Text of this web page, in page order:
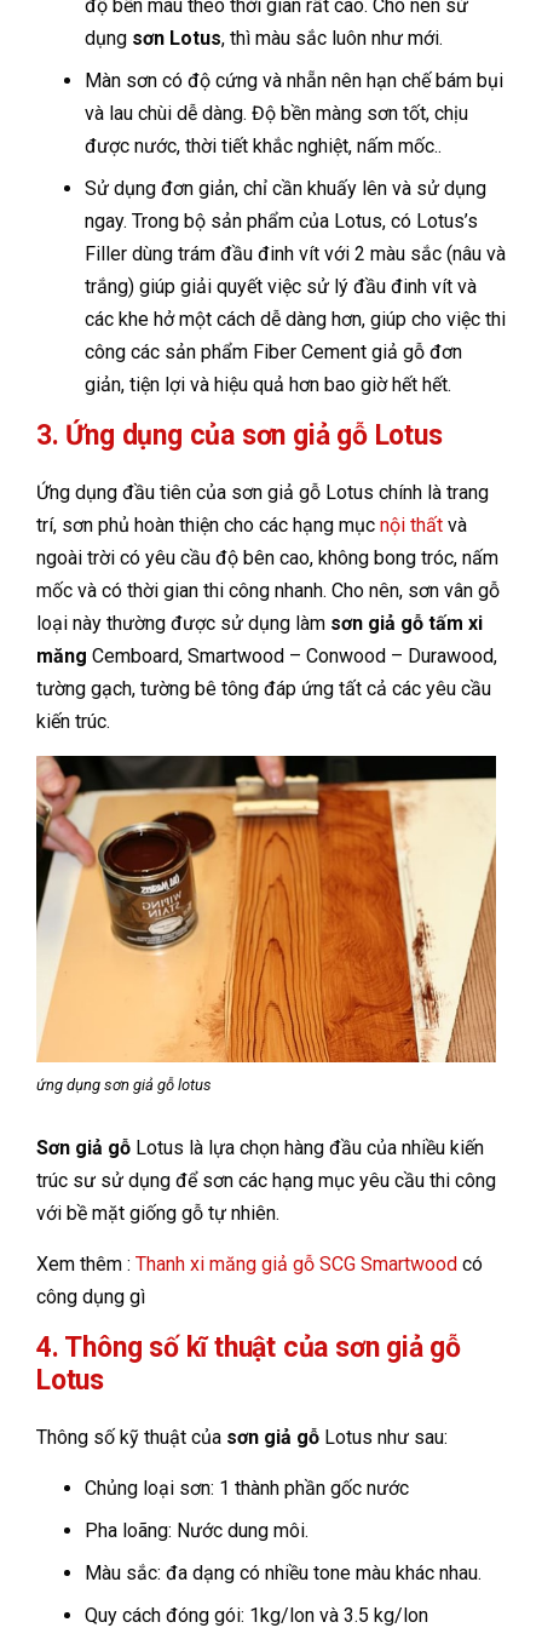
độ bền màu theo thời gian rất cao. Cho nên sử
dụng sơn Lotus, thì màu sắc luôn như mới.
Màn sơn có độ cứng và nhẵn nên hạn chế bám bụi
và lau chùi dễ dàng. Độ bền màng sơn tốt, chịu
được nước, thời tiết khắc nghiệt, nấm mốc..
Sử dụng đơn giản, chỉ cần khuấy lên và sử dụng
ngay. Trong bộ sản phẩm của Lotus, có Lotus’s
Filler dùng trám đầu đinh vít với 2 màu sắc (nâu và
trắng) giúp giải quyết việc sử lý đầu đinh vít và
các khe hở một cách dễ dàng hơn, giúp cho việc thi
công các sản phẩm Fiber Cement giả gỗ đơn
giản, tiện lợi và hiệu quả hơn bao giờ hết hết.
3. Ứng dụng của sơn giả gỗ Lotus
Ứng dụng đầu tiên của sơn giả gỗ Lotus chính là trang
trí, sơn phủ hoàn thiện cho các hạng mục nội thất và
ngoài trời có yêu cầu độ bên cao, không bong tróc, nấm
mốc và có thời gian thi công nhanh. Cho nên, sơn vân gỗ
loại này thường được sử dụng làm sơn giả gỗ tấm xi
măng Cemboard, Smartwood – Conwood – Durawood,
tường gạch, tường bê tông đáp ứng tất cả các yêu cầu
kiến trúc.
ứng dụng sơn giả gỗ lotus
Sơn giả gỗ Lotus là lựa chọn hàng đầu của nhiều kiến
trúc sư sử dụng để sơn các hạng mục yêu cầu thi công
với bề mặt giống gỗ tự nhiên.
Xem thêm : Thanh xi măng giả gỗ SCG Smartwood có
công dụng gì
4. Thông số kĩ thuật của sơn giả gỗ
Lotus
Thông số kỹ thuật của sơn giả gỗ Lotus như sau:
Chủng loại sơn: 1 thành phần gốc nước
Pha loãng: Nước dung môi.
Màu sắc: đa dạng có nhiều tone màu khác nhau.
Quy cách đóng gói: 1kg/lon và 3.5 kg/lon